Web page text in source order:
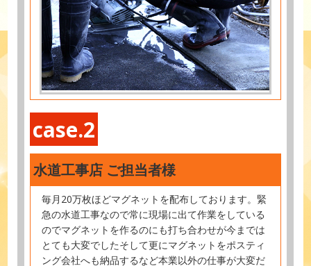
case.2
水道工事店 ご担当者様
毎月20万枚ほどマグネットを配布しております。緊
急の水道工事なので常に現場に出て作業をしている
のでマグネットを作るのにも打ち合わせが今までは
とても大変でしたそして更にマグネットをポスティ
ング会社へも納品するなど本業以外の仕事が大変だ